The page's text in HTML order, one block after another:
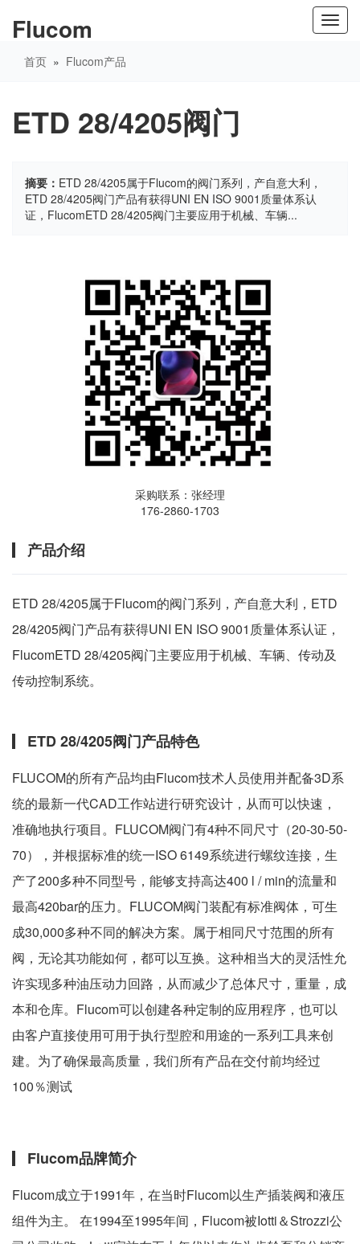
Flucom
首页 » Flucom产品
ETD 28/4205阀门
摘要： ETD 28/4205属于Flucom的阀门系列，产自意大利，
ETD 28/4205阀门产品有获得UNI EN ISO 9001质量体系认
证，FlucomETD 28/4205阀门主要应用于机械、车辆...
采购联系：张经理
176-2860-1703
产品介绍
ETD 28/4205属于Flucom的阀门系列，产自意大利，ETD
28/4205阀门产品有获得UNI EN ISO 9001质量体系认证，
FlucomETD 28/4205阀门主要应用于机械、车辆、传动及
传动控制系统。
ETD 28/4205阀门产品特色
FLUCOM的所有产品均由Flucom技术人员使用并配备3D系
统的最新一代CAD工作站进行研究设计，从而可以快速，
准确地执行项目。FLUCOM阀门有4种不同尺寸（20-30-50-
70），并根据标准的统一ISO 6149系统进行螺纹连接，生
产了200多种不同型号，能够支持高达400 l / min的流量和
最高420bar的压力。FLUCOM阀门装配有标准阀体，可生
成30,000多种不同的解决方案。属于相同尺寸范围的所有
阀，无论其功能如何，都可以互换。这种相当大的灵活性允
许实现多种油压动力回路，从而减少了总体尺寸，重量，成
本和仓库。Flucom可以创建各种定制的应用程序，也可以
由客户直接使用可用于执行型腔和用途的一系列工具来创
建。为了确保最高质量，我们所有产品在交付前均经过
100％测试
Flucom品牌简介
Flucom成立于1991年，在当时Flucom以生产插装阀和液压
组件为主。 在1994至1995年间，Flucom被Iotti＆Strozzi公